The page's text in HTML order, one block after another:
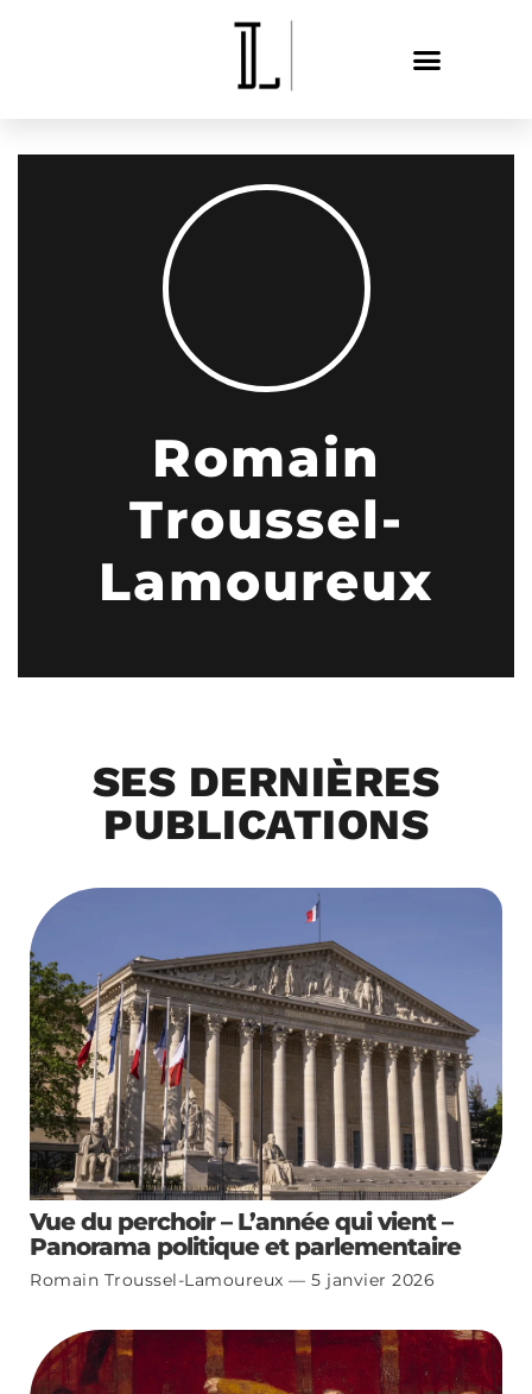
Romain
Troussel-
Lamoureux
SES DERNIÈRES
PUBLICATIONS
Vue du perchoir – L’année qui vient –
Panorama politique et parlementaire
Romain Troussel-Lamoureux 5 janvier 2026